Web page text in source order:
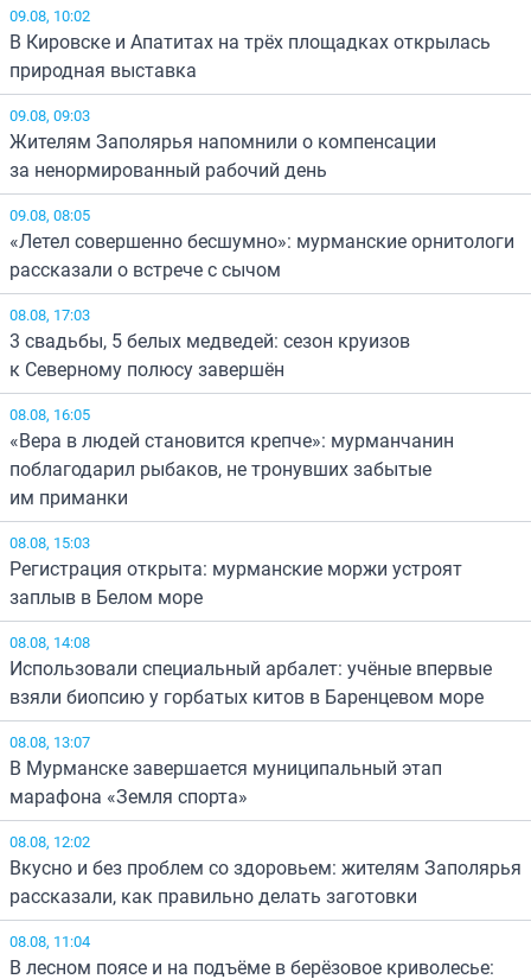
09.08, 10:02
В Кировске и Апатитах на трёх площадках открылась
природная выставка
09.08, 09:03
Жителям Заполярья напомнили о компенсации
за ненормированный рабочий день
09.08, 08:05
«Летел совершенно бесшумно»: мурманские орнитологи
рассказали о встрече с сычом
08.08, 17:03
3 свадьбы, 5 белых медведей: сезон круизов
к Северному полюсу завершён
08.08, 16:05
«Вера в людей становится крепче»: мурманчанин
поблагодарил рыбаков, не тронувших забытые
им приманки
08.08, 15:03
Регистрация открыта: мурманские моржи устроят
заплыв в Белом море
08.08, 14:08
Использовали специальный арбалет: учёные впервые
взяли биопсию у горбатых китов в Баренцевом море
08.08, 13:07
В Мурманске завершается муниципальный этап
марафона «Земля спорта»
08.08, 12:02
Вкусно и без проблем со здоровьем: жителям Заполярья
рассказали, как правильно делать заготовки
08.08, 11:04
В лесном поясе и на подъёме в берёзовое криволесье: